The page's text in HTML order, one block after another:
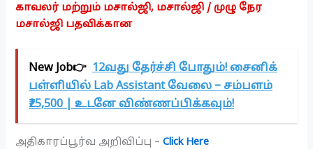
காவலர் மற்றும் மசால்ஜி, மசால்ஜி / முழு நேர
மசால்ஜி பதவிக்கான
New Job👉 12வது தேர்ச்சி போதும்! சைனிக்
பள்ளியில் Lab Assistant வேலை – சம்பளம்
₹25,500 | உடனே விண்ணப்பிக்கவும்!
அதிகாரப்பூர்வ அறிவிப்பு –Click Here